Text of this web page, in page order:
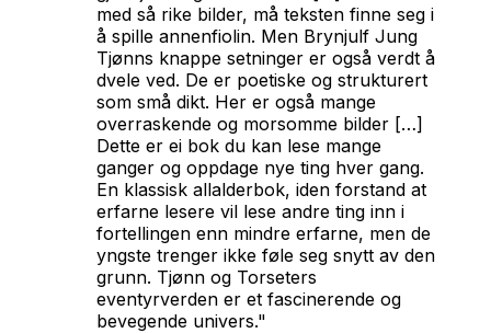
med så rike bilder, må teksten finne seg i
å spille annenfiolin. Men Brynjulf Jung
Tjønns knappe setninger er også verdt å
dvele ved. De er poetiske og strukturert
som små dikt. Her er også mange
overraskende og morsomme bilder […]
Dette er ei bok du kan lese mange
ganger og oppdage nye ting hver gang.
En klassisk allalderbok, iden forstand at
erfarne lesere vil lese andre ting inn i
fortellingen enn mindre erfarne, men de
yngste trenger ikke føle seg snytt av den
grunn. Tjønn og Torseters
eventyrverden er et fascinerende og
bevegende univers."